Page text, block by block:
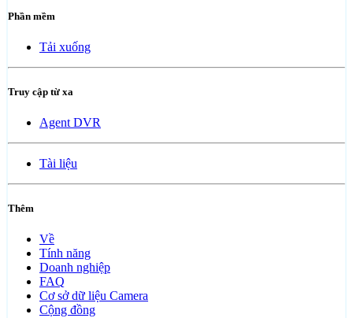
Phần mềm
Tải xuống
Truy cập từ xa
Agent DVR
Tài liệu
Thêm
Về
Tính năng
Doanh nghiệp
FAQ
Cơ sở dữ liệu Camera
Cộng đồng